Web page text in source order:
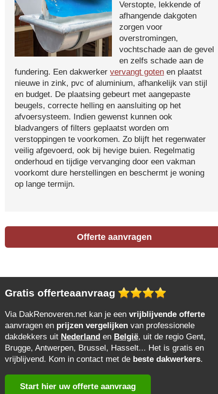
Verstopte, lekkende of
afhangende dakgoten
zorgen voor
overstromingen,
vochtschade aan de gevel
en zelfs schade aan de
fundering. Een dakwerker vervangt goten en plaatst
nieuwe in zink, pvc of aluminium, afhankelijk van stijl
en budget. De plaatsing gebeurt met aangepaste
beugels, correcte helling en aansluiting op het
afvoersysteem. Indien gewenst kunnen ook
bladvangers of filters geplaatst worden om
verstoppingen te voorkomen. Zo blijft het regenwater
veilig afgevoerd, ook bij hevige buien. Regelmatig
onderhoud en tijdige vervanging door een vakman
voorkomt dure herstellingen en beschermt je woning
op lange termijn.
Offerte aanvragen
Gratis offerteaanvraag
Via DakRenoveren.net kan je een vrijblijvende offerte
aanvragen en prijzen vergelijken van professionele
dakdekkers uit Nederland en België, uit de regio Gent,
Brugge, Antwerpen, Brussel, Hasselt... Het is gratis en
vrijblijvend. Kom in contact met de beste dakwerkers.
Start hier uw offerte aanvraag